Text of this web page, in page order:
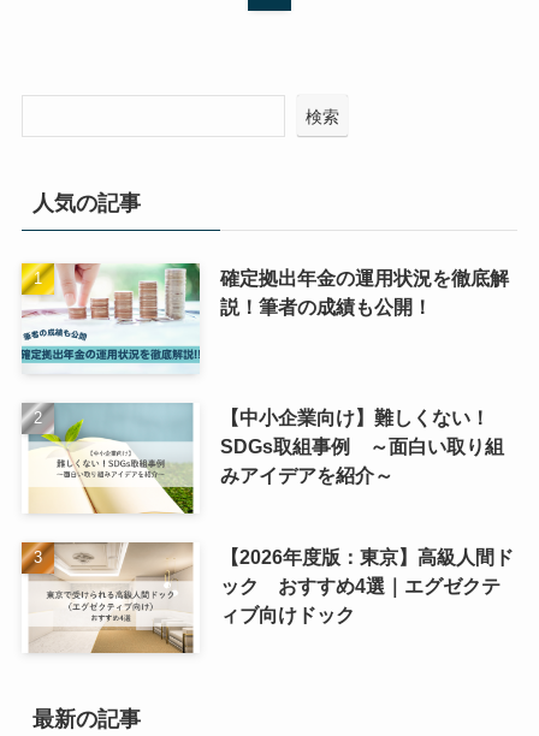
検索
人気の記事
確定拠出年金の運用状況を徹底解
説！筆者の成績も公開！
【中小企業向け】難しくない！
SDGs取組事例 ～面白い取り組
みアイデアを紹介～
【2026年度版：東京】高級人間ド
ック おすすめ4選｜エグゼクテ
ィブ向けドック
最新の記事